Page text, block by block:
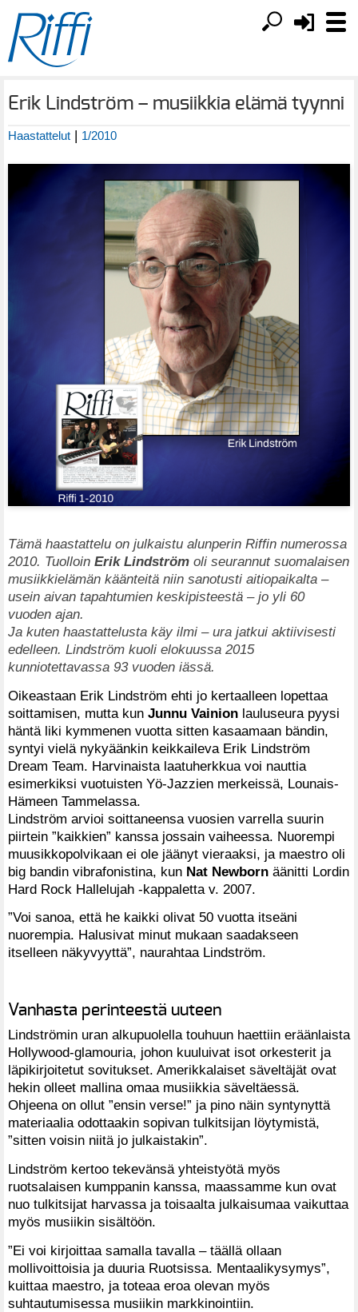
Erik Lindström – musiikkia elämä tyynni
Haastattelut | 1/2010
Tämä haastattelu on julkaistu alunperin Riffin numerossa
2010. Tuolloin Erik Lindström oli seurannut suomalaisen
musiikkielämän käänteitä niin sanotusti aitiopaikalta –
usein aivan tapahtumien keskipisteestä – jo yli 60
vuoden ajan.
Ja kuten haastattelusta käy ilmi – ura jatkui aktiivisesti
edelleen. Lindström kuoli elokuussa 2015
kunniotettavassa 93 vuoden iässä.
Oikeastaan Erik Lindström ehti jo kertaalleen lopettaa
soittamisen, mutta kun Junnu Vainion lauluseura pyysi
häntä liki kymmenen vuotta sitten kasaamaan bändin,
syntyi vielä nykyäänkin keikkaileva Erik Lindström
Dream Team. Harvinaista laatuherkkua voi nauttia
esimerkiksi vuotuisten Yö-Jazzien merkeissä, Lounais-
Hämeen Tammelassa.
Lindström arvioi soittaneensa vuosien varrella suurin
piirtein ”kaikkien” kanssa jossain vaiheessa. Nuorempi
muusikkopolvikaan ei ole jäänyt vieraaksi, ja maestro oli
big bandin vibrafonistina, kun Nat Newborn äänitti Lordin
Hard Rock Hallelujah -kappaletta v. 2007.
”Voi sanoa, että he kaikki olivat 50 vuotta itseäni
nuorempia. Halusivat minut mukaan saadakseen
itselleen näkyvyyttä”, naurahtaa Lindström.
Vanhasta perinteestä uuteen
Lindströmin uran alkupuolella touhuun haettiin eräänlaista
Hollywood-glamouria, johon kuuluivat isot orkesterit ja
läpikirjoitetut sovitukset. Amerikkalaiset säveltäjät ovat
hekin olleet mallina omaa musiikkia säveltäessä.
Ohjeena on ollut ”ensin verse!” ja pino näin syntynyttä
materiaalia odottaakin sopivan tulkitsijan löytymistä,
”sitten voisin niitä jo julkaistakin”.
Lindström kertoo tekevänsä yhteistyötä myös
ruotsalaisen kumppanin kanssa, maassamme kun ovat
nuo tulkitsijat harvassa ja toisaalta julkaisumaa vaikuttaa
myös musiikin sisältöön.
”Ei voi kirjoittaa samalla tavalla – täällä ollaan
mollivoittoisia ja duuria Ruotsissa. Mentaalikysymys”,
kuittaa maestro, ja toteaa eroa olevan myös
suhtautumisessa musiikin markkinointiin.